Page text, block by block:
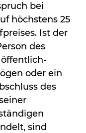
bei
höchstens 25
Ist der
des
oder ein
des
sind